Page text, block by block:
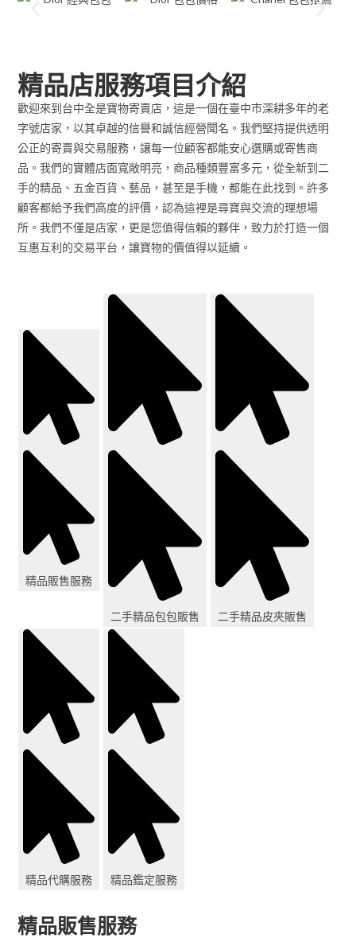
精品店服務項目介紹
歡迎來到台中全是寶物寄賣店，這是一個在臺中市深耕多年的老
字號店家，以其卓越的信譽和誠信經營聞名。我們堅持提供透明
公正的寄賣與交易服務，讓每一位顧客都能安心選購或寄售商
品。我們的實體店面寬敞明亮，商品種類豐富多元，從全新到二
手的精品、五金百貨、藝品，甚至是手機，都能在此找到。許多
顧客都給予我們高度的評價，認為這裡是尋寶與交流的理想場
所。我們不僅是店家，更是您值得信賴的夥伴，致力於打造一個
互惠互利的交易平台，讓寶物的價值得以延續。
精品販售服務
二手精品包包販售 二手精品皮夾販售
精品代購服務 精品鑑定服務
精品販售服務